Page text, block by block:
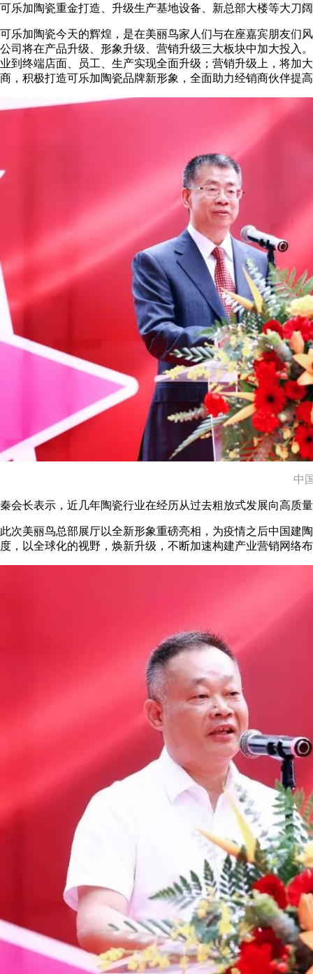
可乐加陶瓷重金打造、升级生产基地设备、新总部大楼等大刀
可乐加陶瓷今天的辉煌，是在美丽鸟家人们与在座嘉宾朋友们
公司将在产品升级、形象升级、营销升级三大板块中加大投入
业到终端店面、员工、生产实现全面升级；营销升级上，将加
商，积极打造可乐加陶瓷品牌新形象，全面助力经销商伙伴提
中
秦会长表示，近几年陶瓷行业在经历从过去粗放式发展向高质
此次美丽鸟总部展厅以全新形象重磅亮相，为疫情之后中国建
度，以全球化的视野，焕新升级，不断加速构建产业营销网络